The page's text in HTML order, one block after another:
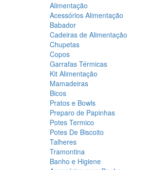
Alimentação
Acessórios Alimentação
Babador
Cadeiras de Alimentação
Chupetas
Copos
Garrafas Térmicas
Kit Alimentação
Mamadeiras
Bicos
Pratos e Bowls
Preparo de Papinhas
Potes Termico
Potes De Biscoito
Talheres
Tramontina
Banho e Higiene